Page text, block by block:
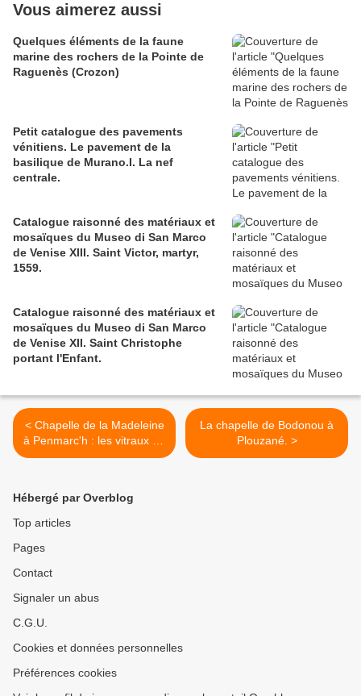
Vous aimerez aussi
Quelques éléments de la faune
marine des rochers de la Pointe de
Raguenès (Crozon)
Petit catalogue des pavements
vénitiens. Le pavement de la
basilique de Murano.I. La nef
centrale.
Catalogue raisonné des matériaux et
mosaïques du Museo di San Marco
de Venise XIII. Saint Victor, martyr,
1559.
Catalogue raisonné des matériaux et
mosaïques du Museo di San Marco
de Venise XII. Saint Christophe
portant l'Enfant.
< Chapelle de la Madeleine
à Penmarc'h : les vitraux de
Jean Bazaine..
La chapelle de Bodonou à
Plouzané. >
Hébergé par Overblog
Top articles
Pages
Contact
Signaler un abus
C.G.U.
Cookies et données personnelles
Préférences cookies